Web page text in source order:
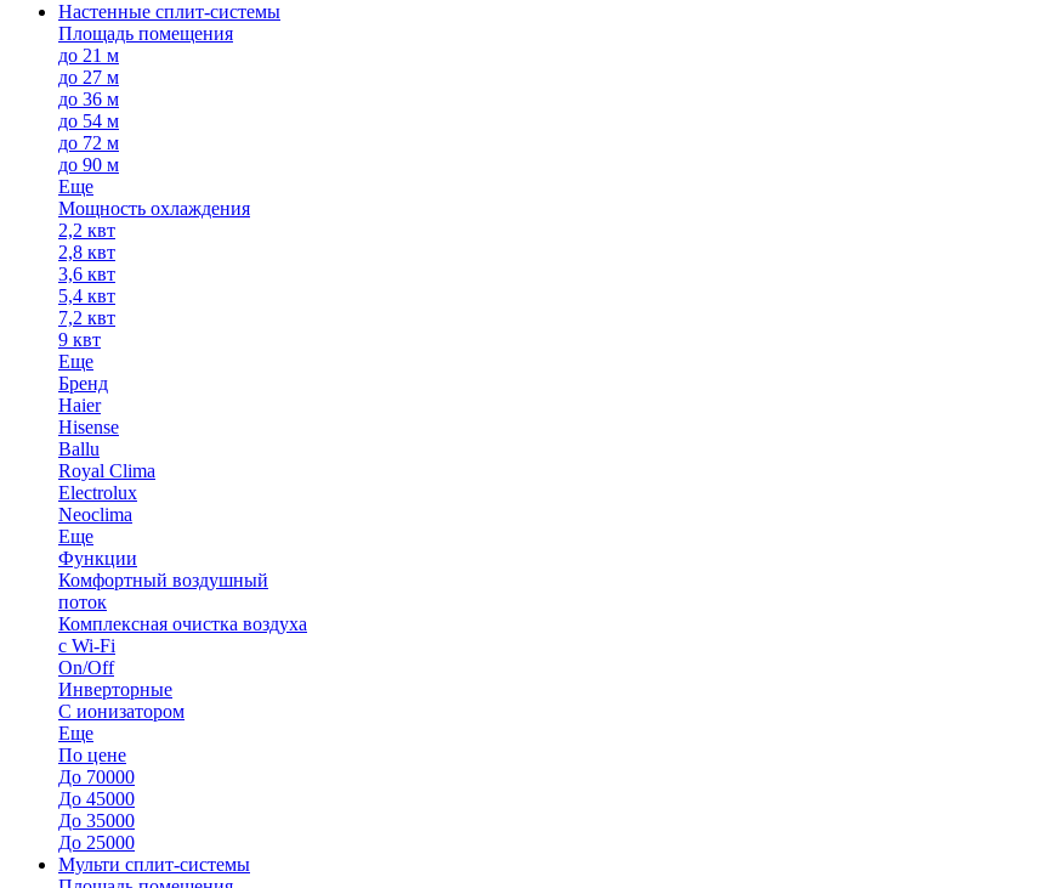
Настенные сплит-системы
Площадь помещения
до 21 м
до 27 м
до 36 м
до 54 м
до 72 м
до 90 м
Еще
Мощность охлаждения
2,2 квт
2,8 квт
3,6 квт
5,4 квт
7,2 квт
9 квт
Еще
Бренд
Haier
Hisense
Ballu
Royal Clima
Electrolux
Neoclima
Еще
Функции
Комфортный воздушный
поток
Комплексная очистка воздуха
с Wi-Fi
On/Off
Инверторные
С ионизатором
Еще
По цене
До 70000
До 45000
До 35000
До 25000
Мульти сплит-системы